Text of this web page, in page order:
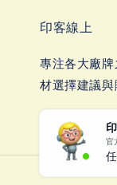
官
印客線上
專注各大廠
材選擇建議與